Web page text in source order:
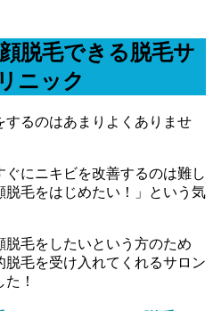
脱毛できる脱毛サ
ニック
るのはあまりよくありませ
にニキビを改善するのは難し
毛をはじめたい！」という気
毛をしたいという方のため
毛を受け入れてくれるサロン
！